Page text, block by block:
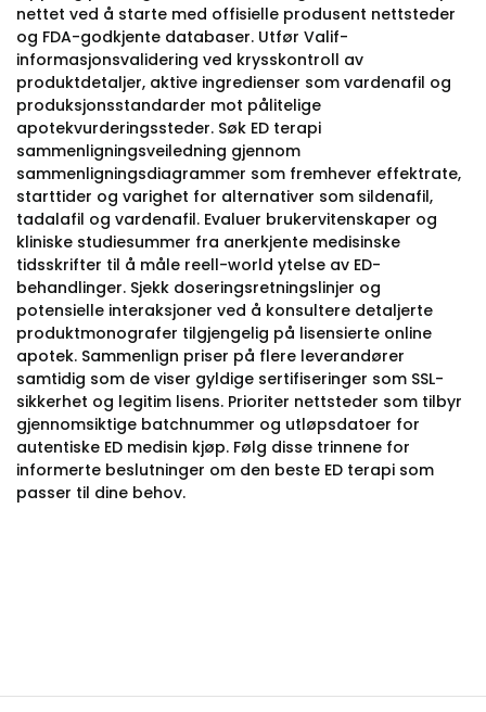
nettet ved å starte med offisielle produsent nettsteder
og FDA-godkjente databaser. Utfør Valif-
informasjonsvalidering ved krysskontroll av
produktdetaljer, aktive ingredienser som vardenafil og
produksjonsstandarder mot pålitelige
apotekvurderingssteder. Søk ED terapi
sammenligningsveiledning gjennom
sammenligningsdiagrammer som fremhever effektrate,
starttider og varighet for alternativer som sildenafil,
tadalafil og vardenafil. Evaluer brukervitenskaper og
kliniske studiesummer fra anerkjente medisinske
tidsskrifter til å måle reell-world ytelse av ED-
behandlinger. Sjekk doseringsretningslinjer og
potensielle interaksjoner ved å konsultere detaljerte
produktmonografer tilgjengelig på lisensierte online
apotek. Sammenlign priser på flere leverandører
samtidig som de viser gyldige sertifiseringer som SSL-
sikkerhet og legitim lisens. Prioriter nettsteder som tilbyr
gjennomsiktige batchnummer og utløpsdatoer for
autentiske ED medisin kjøp. Følg disse trinnene for
informerte beslutninger om den beste ED terapi som
passer til dine behov.